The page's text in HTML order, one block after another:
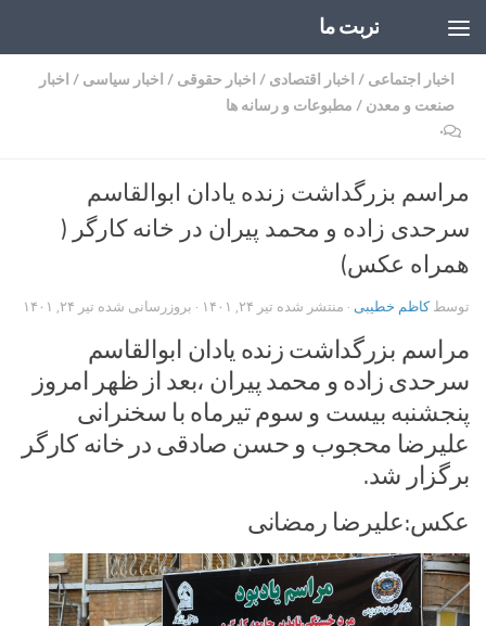
تربت ما
اخبار اجتماعی / اخبار اقتصادی / اخبار حقوقی / اخبار سیاسی / اخبار
صنعت و معدن / مطبوعات و رسانه ها
۰
مراسم بزرگداشت زنده یادان ابوالقاسم
سرحدی زاده و محمد پیران در خانه کارگر (
همراه عکس)
توسطکاظم خطیبی · منتشر شده تیر ۲۴, ۱۴۰۱ · بروزرسانی شده تیر ۲۴, ۱۴۰۱
مراسم بزرگداشت زنده یادان ابوالقاسم
سرحدی زاده و محمد پیران ،بعد از ظهر امروز
پنجشنبه بیست و سوم تیرماه با سخنرانی
علیرضا محجوب و حسن صادقی در خانه کارگر
برگزار شد.
عکس:علیرضا رمضانی